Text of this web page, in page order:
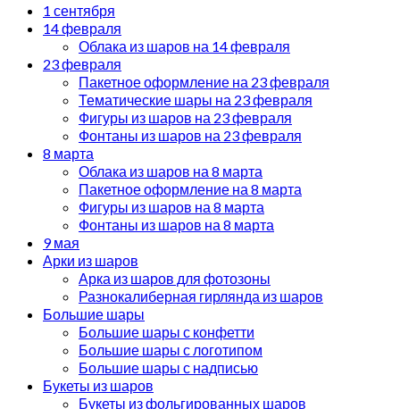
1 сентября
14 февраля
Облака из шаров на 14 февраля
23 февраля
Пакетное оформление на 23 февраля
Тематические шары на 23 февраля
Фигуры из шаров на 23 февраля
Фонтаны из шаров на 23 февраля
8 марта
Облака из шаров на 8 марта
Пакетное оформление на 8 марта
Фигуры из шаров на 8 марта
Фонтаны из шаров на 8 марта
9 мая
Арки из шаров
Арка из шаров для фотозоны
Разнокалиберная гирлянда из шаров
Большие шары
Большие шары с конфетти
Большие шары с логотипом
Большие шары с надписью
Букеты из шаров
Букеты из фольгированных шаров